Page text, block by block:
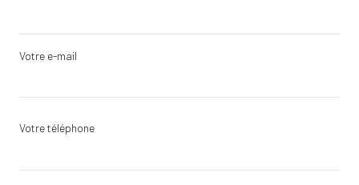
Votre e-mail
Votre téléphone